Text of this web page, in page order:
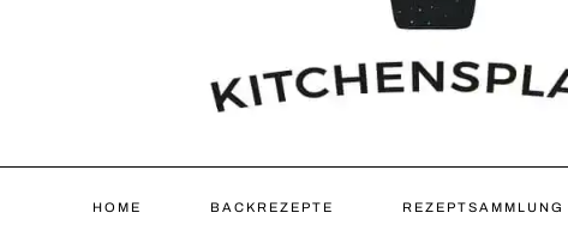
HOME BACKREZEPTE REZEPTSAMMLUNG